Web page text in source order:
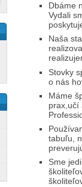
Dbáme
Vydali
Naša
Stovky
o nás
Máme
prax,učí
tabuľu,
Sme